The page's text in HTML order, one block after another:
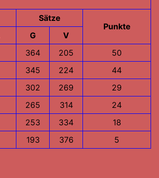
Sätze
Punkte
G
V
364 205
50
345 224
44
302 269
29
265 314
24
253 334
18
193 376 5